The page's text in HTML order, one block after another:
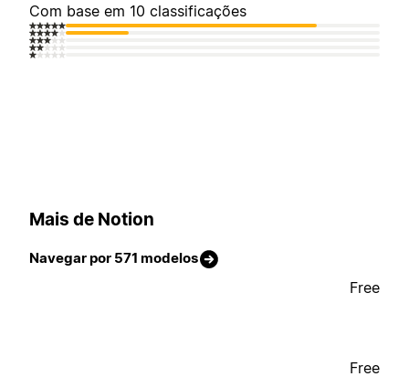
Com base em 10 classificações
Mais de Notion
Navegar por 571 modelos
Free
Free